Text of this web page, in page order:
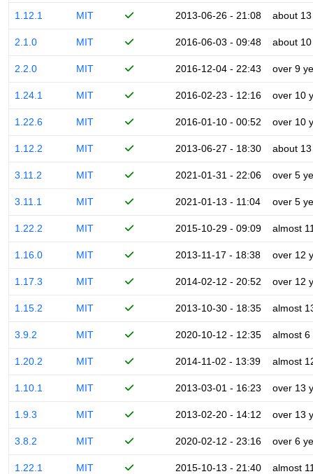
1.12.1 MIT 2013-06-26 - 21:08 about
2.1.0 MIT 2016-06-03 - 09:48 about
2.2.0 MIT 2016-12-04 - 22:43 over 9
1.24.1 MIT 2016-02-23 - 12:16 over 10
1.22.6 MIT 2016-01-10 - 00:52 over 10
1.12.2 MIT 2013-06-27 - 18:30 about
3.11.2 MIT 2021-01-31 - 22:06 over 5
3.11.1 MIT 2021-01-13 - 11:04 over 5
1.22.2 MIT 2015-10-29 - 09:09 almost
1.16.0 MIT 2013-11-17 - 18:38 over 12
1.17.3 MIT 2014-02-12 - 20:52 over 12
1.15.2 MIT 2013-10-30 - 18:35 almost
3.9.2 MIT 2020-10-12 - 12:35 almost 6
1.20.2 MIT 2014-11-02 - 13:39 almost
1.10.1 MIT 2013-03-01 - 16:23 over 13
1.9.3 MIT 2013-02-20 - 14:12 over 13
3.8.2 MIT 2020-02-12 - 23:16 over 6
1.22.1 MIT 2015-10-13 - 21:40 almost